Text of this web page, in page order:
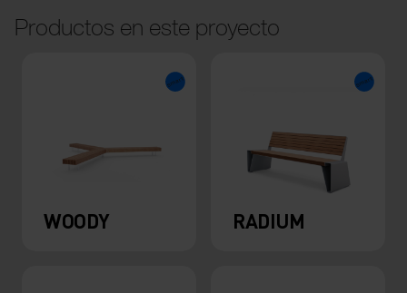
Productos en este proyecto
WOODY RADIUM